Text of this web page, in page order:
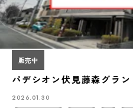
販売中
パデシオン伏見藤森グラン
2026.01.30